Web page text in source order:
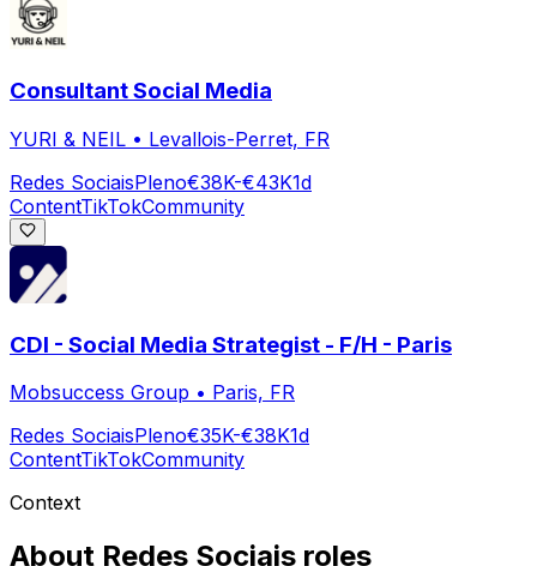
Consultant Social Media
YURI & NEIL • Levallois-Perret, FR
Redes SociaisPleno€38K-€43K1d
ContentTikTokCommunity
CDI - Social Media Strategist - F/H - Paris
Mobsuccess Group • Paris, FR
Redes SociaisPleno€35K-€38K1d
ContentTikTokCommunity
Context
About Redes Sociais roles